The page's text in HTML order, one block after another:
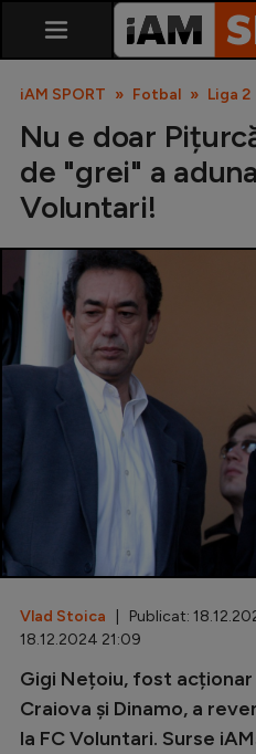
SuperLiga
Liga 2
Cupa României
Echipa
U21
Fotbal feminin
Special
Diverse
Inedit
iAM SPORT Fotbal Liga 2
Nu e doar
de "grei" a
Voluntari!
Vlad Stoica | Publicat:
18.12.2024 21:09
Gigi Nețoiu, fost
Craiova și Dinamo, a
la FC Voluntari. Surse